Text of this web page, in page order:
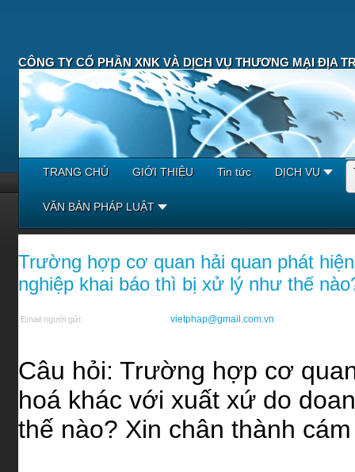
CÔNG TY CỔ PHẦN XNK VÀ DỊCH VỤ THƯƠNG MẠI ĐỊA
TRANG CHỦ GIỚI THIỆU Tin tức DỊCH VỤ
VĂN BẢN PHÁP LUẬT
Trường hợp cơ quan hải quan phát
nghiệp khai báo thì bị xử lý như thế
Email người gửi: vietphap@gmail.com.vn
Câu hỏi: Trường hợp cơ
hoá khác với xuất xứ do
thế nào? Xin chân thành